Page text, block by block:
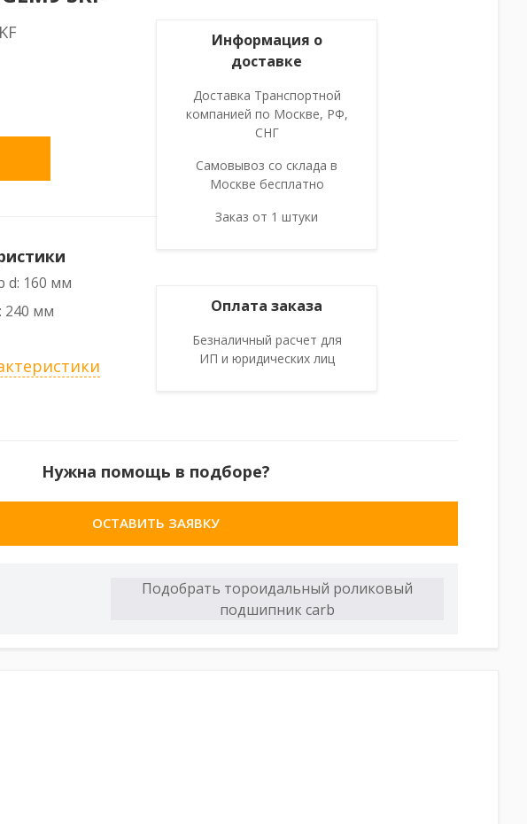
d: 160 мм
240 мм
Информация о
доставке
Доставка Транспортной
компанией по Москве, РФ,
СНГ
Самовывоз со склада в
Москве бесплатно
Заказ от 1 штуки
Оплата заказа
Безналичный расчет для
ИП и юридических лиц
Нужна помощь в подборе?
ОСТАВИТЬ ЗАЯВКУ